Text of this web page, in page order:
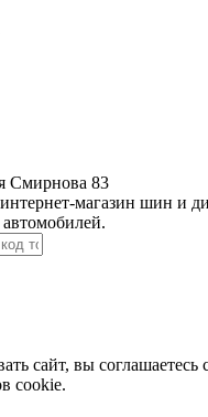
Смирнова 83
магазин шин и
сайт, вы соглашаетесь
cookie.